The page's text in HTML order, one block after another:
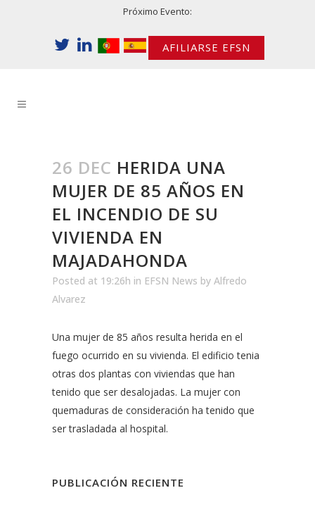
Próximo Evento:
AFILIARSE EFSN
26 DEC HERIDA UNA
MUJER DE 85 AÑOS EN
EL INCENDIO DE SU
VIVIENDA EN
MAJADAHONDA
Posted at 19:26h in EFSN News by Alfredo
Alvarez
Una mujer de 85 años resulta herida en el
fuego ocurrido en su vivienda. El edificio tenia
otras dos plantas con viviendas que han
tenido que ser desalojadas. La mujer con
quemaduras de consideración ha tenido que
ser trasladada al hospital.
PUBLICACIÓN RECIENTE